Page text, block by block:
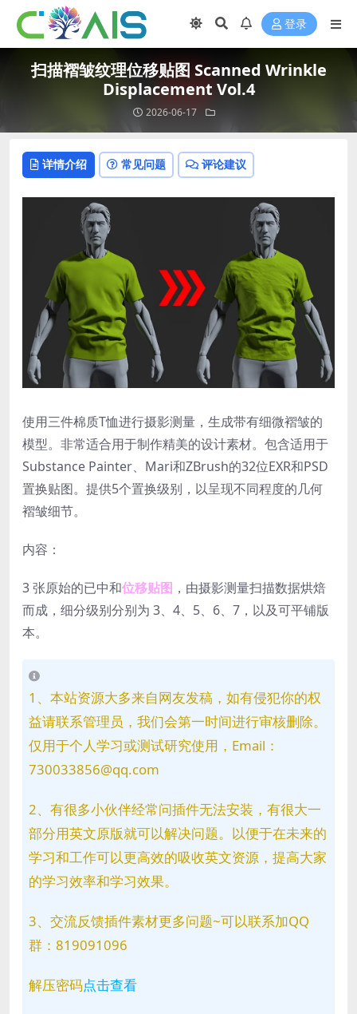
登录
扫描褶皱纹理位移贴图 Scanned Wrinkle
Displacement Vol.4
2026-06-17
详情介绍 常见问题 评论建议
使用三件棉质T恤进行摄影测量，生成带有细微褶皱的
模型。非常适合用于制作精美的设计素材。包含适用于
Substance Painter、Mari和ZBrush的32位EXR和PSD
置换贴图。提供5个置换级别，以呈现不同程度的几何
褶皱细节。
内容：
3 张原始的已中和位移贴图 ，由摄影测量扫描数据烘焙
而成，细分级别分别为 3、4、5、6、7，以及可平铺版
本。
1、本站资源大多来自网友发稿，如有侵犯你的权
益请联系管理员，我们会第一时间进行审核删除。
仅用于个人学习或测试研究使用，Email：
730033856@qq.com
2、有很多小伙伴经常问插件无法安装，有很大一
部分用英文原版就可以解决问题。以便于在未来的
学习和工作可以更高效的吸收英文资源，提高大家
的学习效率和学习效果。
3、交流反馈插件素材更多问题~可以联系加QQ
群：819091096
解压密码点击查看